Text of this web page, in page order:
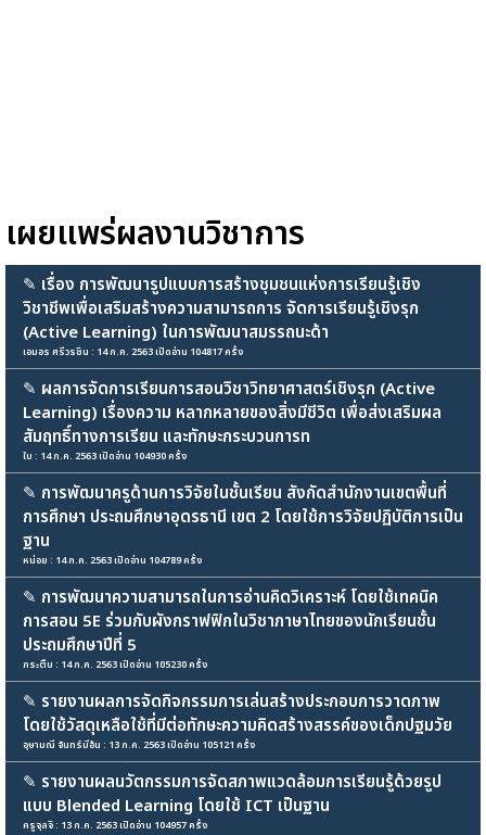
เผยแพร่ผลงานวิชาการ
✎ เรื่อง การพัฒนารูปแบบการสร้างชุมชนแห่งการเรียนรู้เชิง
วิชาชีพเพื่อเสริมสร้างความสามารถการ จัดการเรียนรู้เชิงรุก
(Active Learning) ในการพัฒนาสมรรถนะด้า
เอมอร ศรีวรชิน : 14 ก.ค. 2563 เปิดอ่าน 104817 ครั้ง
✎ ผลการจัดการเรียนการสอนวิชาวิทยาศาสตร์เชิงรุก (Active
Learning) เรื่องความ หลากหลายของสิ่งมีชีวิต เพื่อส่งเสริมผล
สัมฤทธิ์ทางการเรียน และทักษะกระบวนการท
ใบ : 14 ก.ค. 2563 เปิดอ่าน 104930 ครั้ง
✎ การพัฒนาครูด้านการวิจัยในชั้นเรียน สังกัดสำนักงานเขตพื้นที่
การศึกษา ประถมศึกษาอุดรธานี เขต 2 โดยใช้การวิจัยปฏิบัติการเป็น
ฐาน
หน่อย : 14 ก.ค. 2563 เปิดอ่าน 104789 ครั้ง
✎ การพัฒนาความสามารถในการอ่านคิดวิเคราะห์ โดยใช้เทคนิค
การสอน 5E ร่วมกับผังกราฟฟิกในวิชาภาษาไทยของนักเรียนชั้น
ประถมศึกษาปีที่ 5
กระติ๊บ : 14 ก.ค. 2563 เปิดอ่าน 105230 ครั้ง
✎ รายงานผลการจัดกิจกรรมการเล่นสร้างประกอบการวาดภาพ
โดยใช้วัสดุเหลือใช้ที่มีต่อทักษะความคิดสร้างสรรค์ของเด็กปฐมวัย
อุษามณี จันทร์มีอ้น : 13 ก.ค. 2563 เปิดอ่าน 105121 ครั้ง
✎ รายงานผลนวัตกรรมการจัดสภาพแวดล้อมการเรียนรู้ด้วยรูป
แบบ Blended Learning โดยใช้ ICT เป็นฐาน
ครูจุลจิ : 13 ก.ค. 2563 เปิดอ่าน 104957 ครั้ง